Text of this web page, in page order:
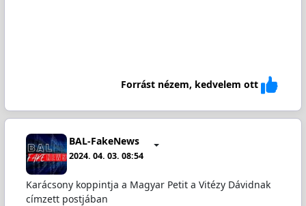
Forrást nézem, kedvelem ott
BAL-FakeNews
2024. 04. 03. 08:54
Karácsony koppintja a Magyar Petit a Vitézy Dávidnak
címzett postjában